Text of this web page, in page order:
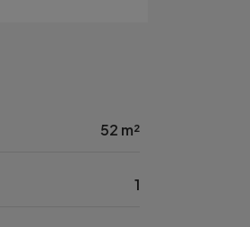
52 m²
1